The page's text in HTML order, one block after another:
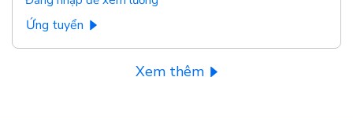
Ứng tuyển
Xem thêm